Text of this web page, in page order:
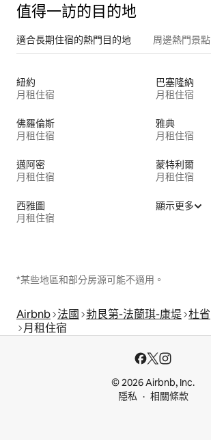
值得一訪的目的地
適合長期住宿的熱門目的地 周邊熱門景點
紐約
月租住宿
巴塞隆納
月租住宿
佛羅倫斯
月租住宿
雅典
月租住宿
邁阿密
月租住宿
蒙特利爾
月租住宿
西雅圖
月租住宿
顯示更多
*某些地區和部分房源可能不適用。
Airbnb 法國 勃艮第-法蘭琪-康堤 杜省
月租住宿
© 2026 Airbnb, Inc.
隱私
相關條款